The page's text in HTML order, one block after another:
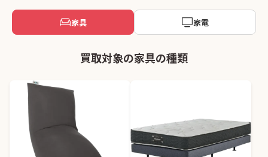
家具 家電
買取対象の家具の種類